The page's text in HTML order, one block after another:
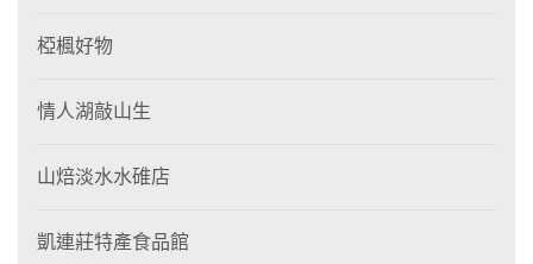
椏楓好物
情人湖敲山生
山焙淡水水碓店
凱連莊特產食品館